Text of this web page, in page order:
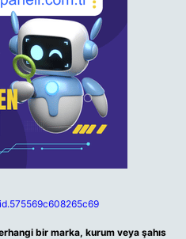
bir marka, kurum veya şahıs